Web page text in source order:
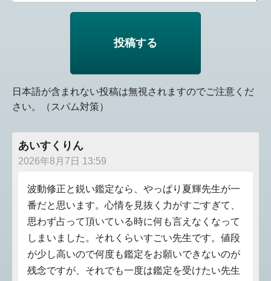
日本語が含まれない投稿は無視されますのでご注意くだ
さい。（スパム対策）
あいすくりん
2026年8月7日 13:59
波動修正と鋭い鑑定なら、やっぱり夏輝先生が一
番だと思います。心情を見抜く力がすごすぎて、
思わず占って頂いている時に何も言えなくなって
しまいました。それくらいすごい先生です。値段
が少し高いので何度も鑑定をお願いできないのが
残念ですが、それでも一度は鑑定を受けたい先生